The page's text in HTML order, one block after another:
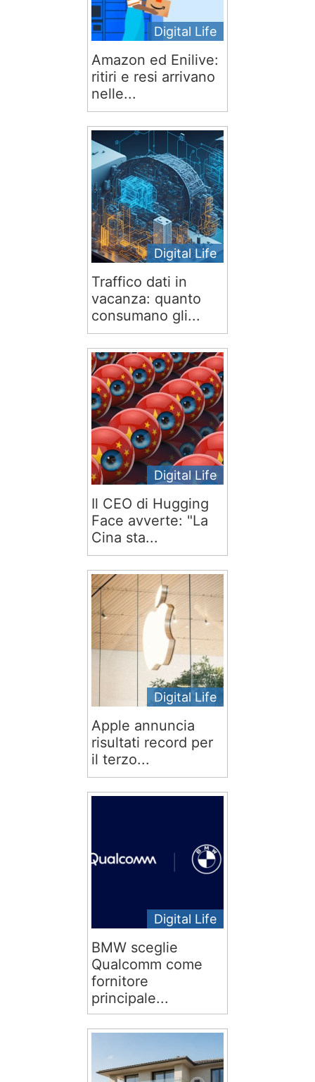
Digital Life
Amazon ed Enilive:
ritiri e resi arrivano
nelle...
Digital Life
Traffico dati in
vacanza: quanto
consumano gli...
Digital Life
Il CEO di Hugging
Face avverte: "La
Cina sta...
Digital Life
Apple annuncia
risultati record per
il terzo...
Digital Life
BMW sceglie
Qualcomm come
fornitore
principale...